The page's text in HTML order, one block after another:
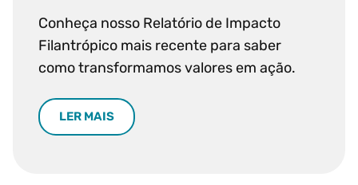
Conheça nosso Relatório de Impacto
Filantrópico mais recente para saber
como transformamos valores em ação.
LER MAIS